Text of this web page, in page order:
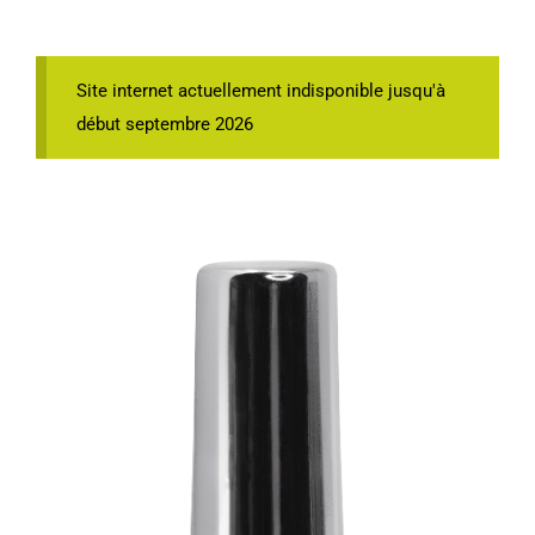
Site internet actuellement indisponible jusqu'à
début septembre 2026